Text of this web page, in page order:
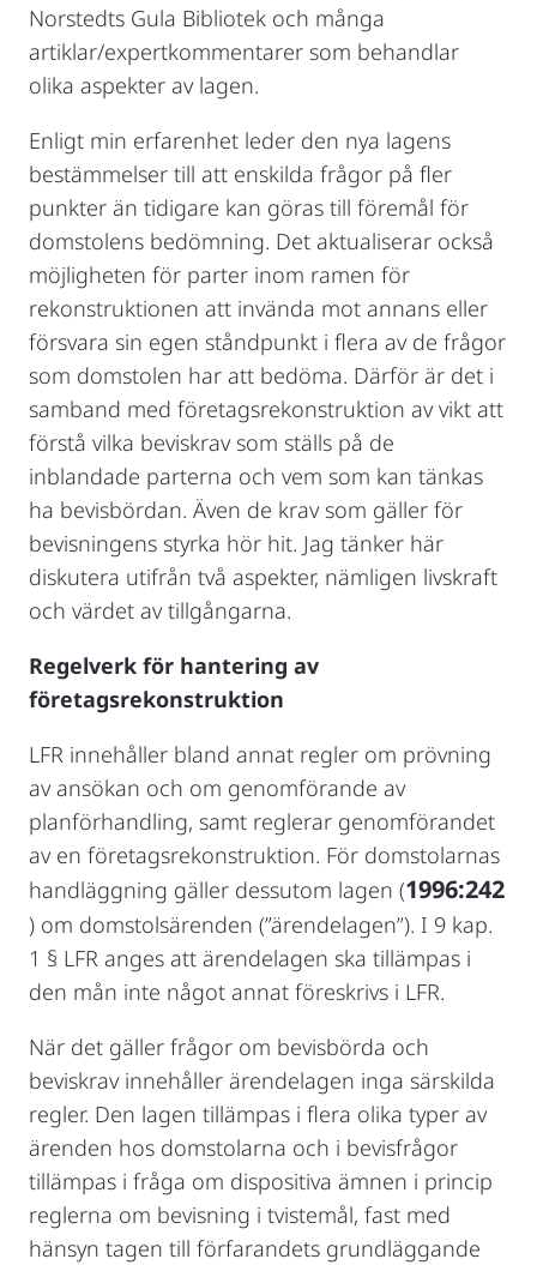
Norstedts Gula Bibliotek och många
artiklar/expertkommentarer som behandlar
olika aspekter av lagen.
Enligt min erfarenhet leder den nya lagens
bestämmelser till att enskilda frågor på fler
punkter än tidigare kan göras till föremål för
domstolens bedömning. Det aktualiserar också
möjligheten för parter inom ramen för
rekonstruktionen att invända mot annans eller
försvara sin egen ståndpunkt i flera av de frågor
som domstolen har att bedöma. Därför är det i
samband med företagsrekonstruktion av vikt att
förstå vilka beviskrav som ställs på de
inblandade parterna och vem som kan tänkas
ha bevisbördan. Även de krav som gäller för
bevisningens styrka hör hit. Jag tänker här
diskutera utifrån två aspekter, nämligen livskraft
och värdet av tillgångarna.
Regelverk för hantering av
företagsrekonstruktion
LFR innehåller bland annat regler om prövning
av ansökan och om genomförande av
planförhandling, samt reglerar genomförandet
av en företagsrekonstruktion. För domstolarnas
handläggning gäller dessutom lagen (1996:242
) om domstolsärenden (”ärendelagen”). I 9 kap.
1 § LFR anges att ärendelagen ska tillämpas i
den mån inte något annat föreskrivs i LFR.
När det gäller frågor om bevisbörda och
beviskrav innehåller ärendelagen inga särskilda
regler. Den lagen tillämpas i flera olika typer av
ärenden hos domstolarna och i bevisfrågor
tillämpas i fråga om dispositiva ämnen i princip
reglerna om bevisning i tvistemål, fast med
hänsyn tagen till förfarandets grundläggande